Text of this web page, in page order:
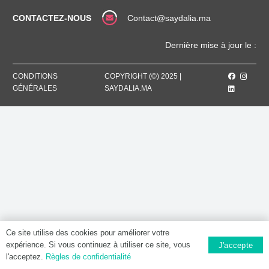
CONTACTEZ-NOUS Contact@saydalia.ma
Dernière mise à jour le :
CONDITIONS
GÉNÉRALES
COPYRIGHT (©) 2025 |
SAYDALIA.MA
Ce site utilise des cookies pour améliorer votre
expérience. Si vous continuez à utiliser ce site, vous
l'acceptez. Règles de confidentialité
J'accepte